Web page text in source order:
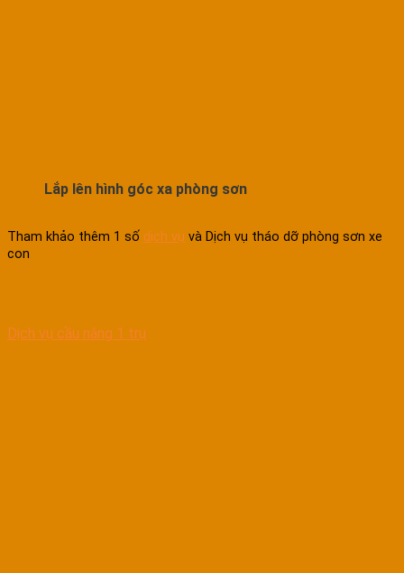
Lắp lên hình góc xa phòng sơn
Tham khảo thêm 1 số dịch vụ và Dịch vụ tháo dỡ phòng sơn xe
con
Dịch vụ cầu nâng 1 trụ